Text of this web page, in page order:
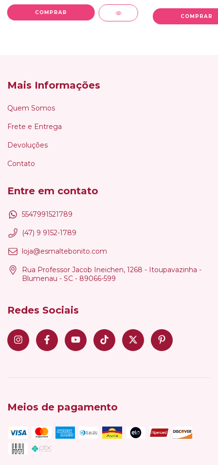
Mais Informações
Quem Somos
Frete e Entrega
Devoluções
Contato
Entre em contato
5547991521789
(47) 9 9152-1789
loja@esmaltebonito.com
Rua Professor Jacob Ineichen, 1268 - Itoupavazinha -
Blumenau - SC - 89066-599
Redes Sociais
Meios de pagamento